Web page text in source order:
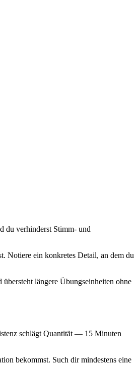
du verhinderst Stimm- und
Notiere ein konkretes Detail, an dem du
längere Übungseinheiten ohne
schlägt Quantität — 15 Minuten
bekommst. Such dir mindestens eine